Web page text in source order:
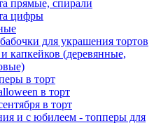
прямые, спирали
цифры
для украшения тортов
капкейков (деревянные,
в торт
в торт
в торт
и с юбилеем - топперы для